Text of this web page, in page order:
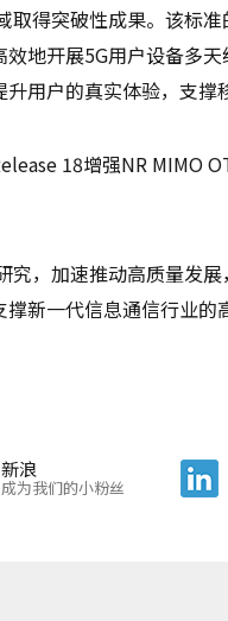
取得突破性成果。该标
地开展5G用户设备多
用户的真实体验，支撑
18增强NR MIMO
究，加速推动高质量发
新一代信息通信行业的
新浪
成为我们的小粉丝